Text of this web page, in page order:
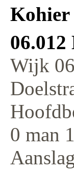
Kohier
Wijk
0 man